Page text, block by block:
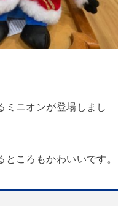
ミニオンが登場しまし
ころもかわいいです。